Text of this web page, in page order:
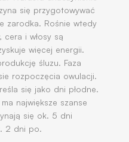
się przygotowywać
zarodka. Rośnie wtedy
i włosy są
więcej energii.
śluzu. Faza
rozpoczęcia owulacji.
się jako dni płodne.
największe szanse
się ok. 5 dni
2 dni po.